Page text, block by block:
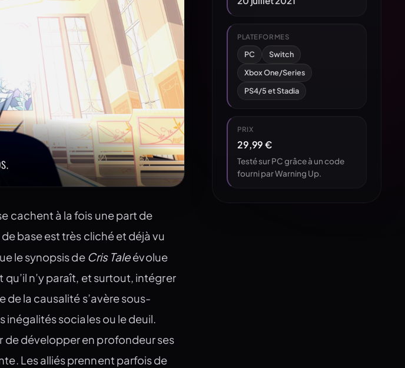
cachent à la fois une part de
base est très cliché et déjà vu
le synopsis de Cris Taleévolue
n’y paraît, et surtout, intégrer
la causalité s’avère sous-
inégalités sociales ou le deuil.
de développer en profondeur ses
Les alliés prennent parfois de
PLATEFORMES
PC
Switch
Xbox One/Series
PS4/5 et Stadia
PRIX
29,99 €
Testé sur PC grâce à un code
fourni par Warning Up.